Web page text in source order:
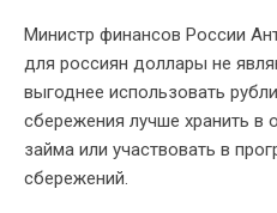
Министр финансов России
для россиян доллары не
выгоднее использовать
сбережения лучше хранить в
займа или участвовать в
сбережений.